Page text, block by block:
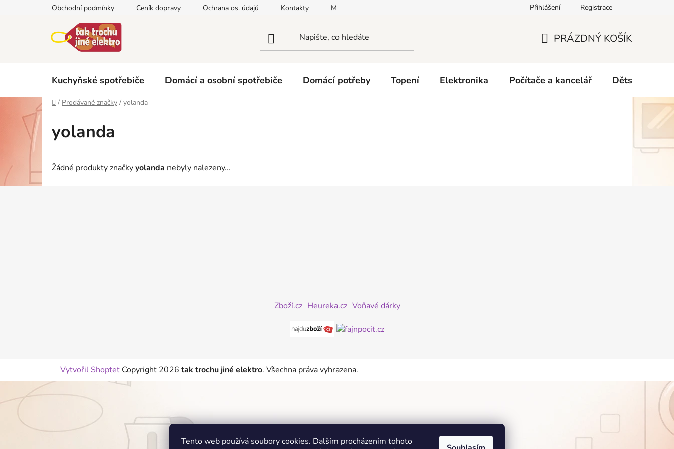
Tento web používá soubory cookies. Dalším procházením tohoto
Obchodní podmínky Ceník dopravy Ochrana os. údajů Kontakty Moje objednávka Přihlášení Registrace
KOŠÍK
PRÁZDNÝ KOŠÍK
Kuchyňské spotřebiče Domácí a osobní spotřebiče Domácí potřeby Topení Elektronika Počítače a kancelář Dětské zboží
Domů
/ Prodávané značky / yolanda
yolanda
Žádné produkty značkyyolanda nebyly nalezeny...
Zboží.cz Heureka.cz Voňavé dárky
Vytvořil Shoptet Copyright 2026 tak trochu jiné elektro. Všechna práva vyhrazena.